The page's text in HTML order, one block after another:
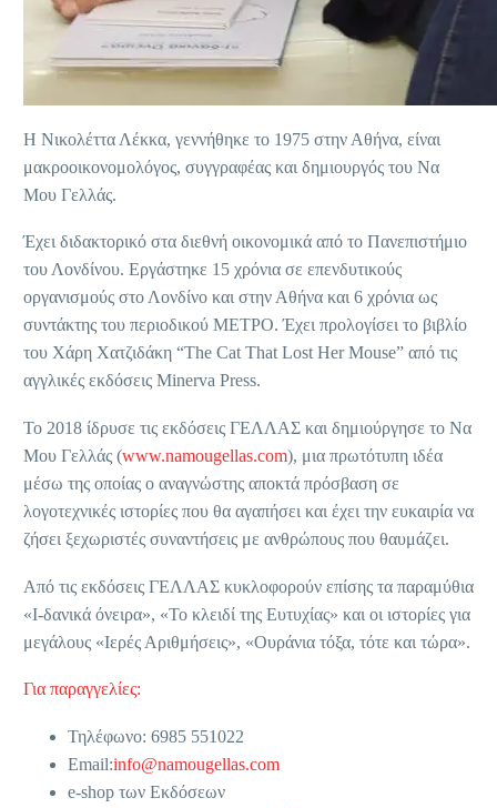
Η Νικολέττα Λέκκα, γεννήθηκε το 1975 στην Αθήνα, είναι
μακροοικονομολόγος, συγγραφέας και δημιουργός του Να
Μου Γελλάς.
Έχει διδακτορικό στα διεθνή οικονομικά από το Πανεπιστήμιο
του Λονδίνου. Εργάστηκε 15 χρόνια σε επενδυτικούς
οργανισμούς στο Λονδίνο και στην Αθήνα και 6 χρόνια ως
συντάκτης του περιοδικού ΜΕΤΡΟ. Έχει προλογίσει το βιβλίο
του Χάρη Χατζιδάκη “The Cat That Lost Her Mouse” από τις
αγγλικές εκδόσεις Minerva Press.
Το 2018 ίδρυσε τις εκδόσεις ΓΕΛΛΑΣ και δημιούργησε το Να
Μου Γελλάς (www.namougellas.com), μια πρωτότυπη ιδέα
μέσω της οποίας ο αναγνώστης αποκτά πρόσβαση σε
λογοτεχνικές ιστορίες που θα αγαπήσει και έχει την ευκαιρία να
ζήσει ξεχωριστές συναντήσεις με ανθρώπους που θαυμάζει.
Aπό τις εκδόσεις ΓΕΛΛΑΣ κυκλοφορούν επίσης τα παραμύθια
«Ι-δανικά όνειρα», «Το κλειδί της Ευτυχίας» και οι ιστορίες για
μεγάλους «Ιερές Αριθμήσεις», «Ουράνια τόξα, τότε και τώρα».
Για παραγγελίες:
Τηλέφωνο: 6985 551022
Email:info@namougellas.com
e-shop των Εκδόσεων